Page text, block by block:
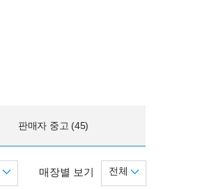
판매자 중고 (45)
매장별 보기 전체